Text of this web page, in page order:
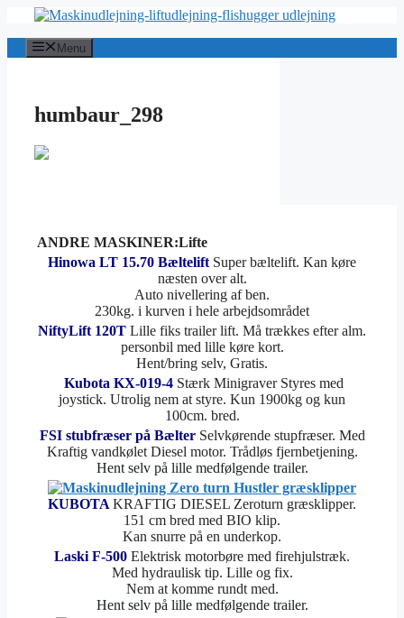
indhold
Menu
humbaur_298
ANDRE MASKINER:Lifte
Hinowa LT 15.70 Bæltelift Super bæltelift. Kan køre
næsten over alt.
Auto nivellering af ben.
230kg. i kurven i hele arbejdsområdet
NiftyLift 120T Lille fiks trailer lift. Må trækkes efter alm.
personbil med lille køre kort.
Hent/bring selv, Gratis.
Kubota KX-019-4 Stærk Minigraver Styres med
joystick. Utrolig nem at styre. Kun 1900kg og kun
100cm. bred.
FSI stubfræser på Bælter Selvkørende stupfræser. Med
Kraftig vandkølet Diesel motor. Trådløs fjernbetjening.
Hent selv på lille medfølgende trailer.
KUBOTA KRAFTIG DIESEL Zeroturn græsklipper.
151 cm bred med BIO klip.
Kan snurre på en underkop.
Laski F-500 Elektrisk motorbøre med firehjulstræk.
Med hydraulisk tip. Lille og fix.
Nem at komme rundt med.
Hent selv på lille medfølgende trailer.